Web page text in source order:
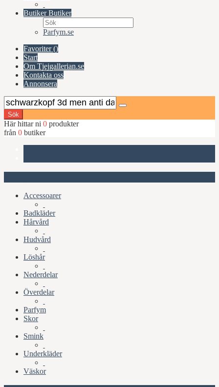
ButikerButiker
Parfym.se
Favoriter ()
Start
Om Tjejgallerian.se
Kontakta oss
Annonsera
Sök
Här hittar ni 0 produkter
från 0 butiker
Accessoarer
Badkläder
Hårvård
Hudvård
Löshår
Nederdelar
Överdelar
Parfym
Skor
Smink
Underkläder
Väskor